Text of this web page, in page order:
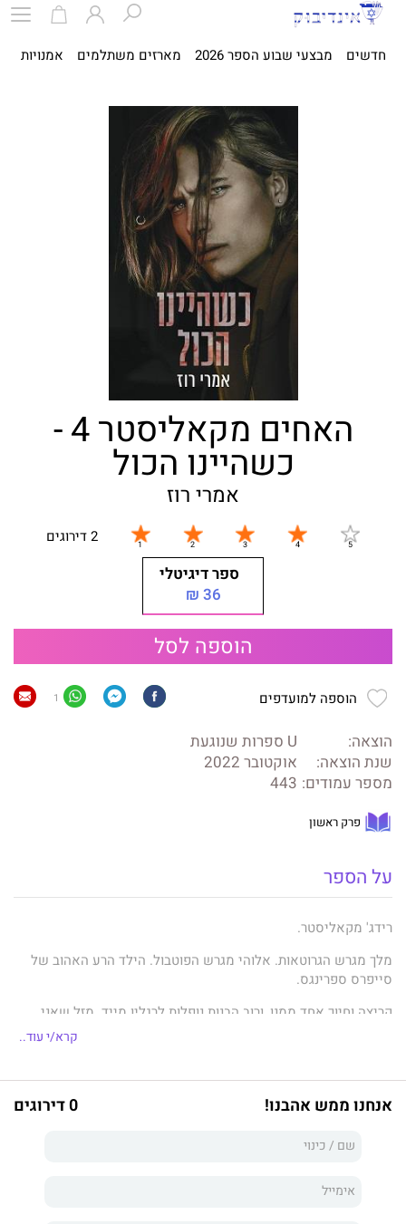
חדשים מבצעי שבוע הספר 2026 מארזים משתלמים אמנויות
האחים מקאליסטר 4 -
כשהיינו הכול
אמרי רוז
2 דירוגים
ספר דיגיטלי
36 ₪
הוספה לסל
הוספה למועדפים 1
הוצאה:
U ספרות שנוגעת
שנת הוצאה:
אוקטובר 2022
מספר עמודים: 443
פרק ראשון
על הספר
רידג' מקאליסטר.
מלך מגרש הגרוטאות. אלוהי מגרש הפוטבול. הילד הרע האהוב של
סייפרס ספרינגס.
קריצה וחיוך אחד ממנו, ורוב הבנות נופלות לרגליו מייד. מזל שאני
עם גוף של אל יווני ופנים של מלאך שנפל, מי תצליח לעמוד בפניו?
רוצה להכניס לו אגרוף.
או לנשק אותו.
קרא/י עוד..
אנחנו ממש אהבנו! 0 דירוגים